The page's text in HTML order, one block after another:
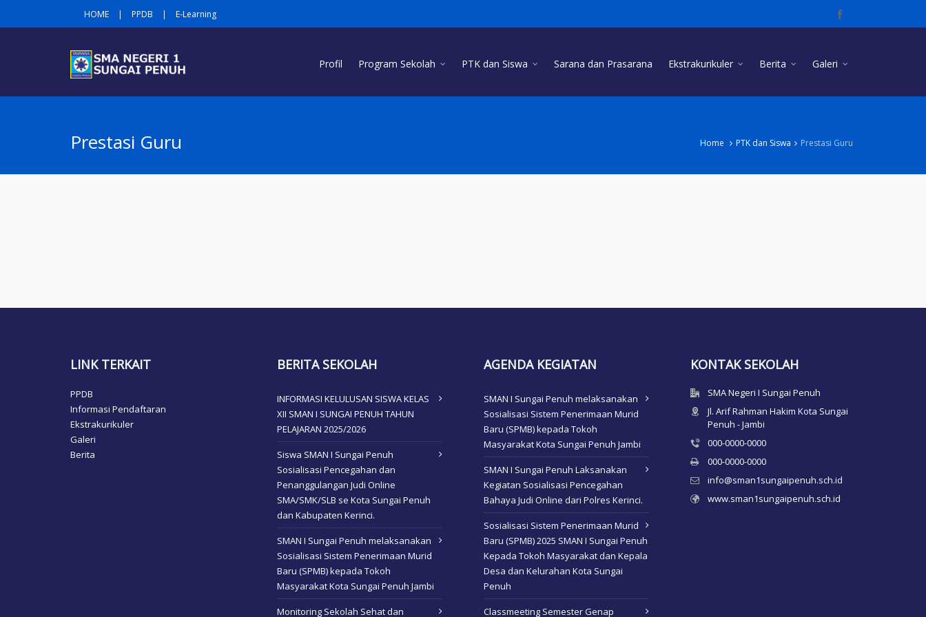
HOME | PPDB | E-Learning
Profil Program Sekolah PTK dan Siswa Sarana dan Prasarana Ekstrakurikuler Berita Galeri
Prestasi Guru Home PTK dan Siswa Prestasi Guru
LINK TERKAIT
PPDB
Informasi Pendaftaran
Ekstrakurikuler
Galeri
Berita
BERITA SEKOLAH
INFORMASI KELULUSAN SISWA KELAS
XII SMAN I SUNGAI PENUH TAHUN
PELAJARAN 2025/2026
Siswa SMAN I Sungai Penuh
Sosialisasi Pencegahan dan
Penanggulangan Judi Online
SMA/SMK/SLB se Kota Sungai Penuh
dan Kabupaten Kerinci.
SMAN I Sungai Penuh melaksanakan
Sosialisasi Sistem Penerimaan Murid
Baru (SPMB) kepada Tokoh
Masyarakat Kota Sungai Penuh Jambi
Monitoring Sekolah Sehat dan
AGENDA KEGIATAN
SMAN I Sungai Penuh melaksanakan
Sosialisasi Sistem Penerimaan Murid
Baru (SPMB) kepada Tokoh
Masyarakat Kota Sungai Penuh Jambi
SMAN I Sungai Penuh Laksanakan
Kegiatan Sosialisasi Pencegahan
Bahaya Judi Online dari Polres Kerinci.
Sosialisasi Sistem Penerimaan Murid
Baru (SPMB) 2025 SMAN I Sungai Penuh
Kepada Tokoh Masyarakat dan Kepala
Desa dan Kelurahan Kota Sungai
Penuh
Classmeeting Semester Genap
KONTAK SEKOLAH
SMA Negeri I Sungai Penuh
Jl. Arif Rahman Hakim Kota Sungai
Penuh - Jambi
000-0000-0000
000-0000-0000
info@sman1sungaipenuh.sch.id
www.sman1sungaipenuh.sch.id